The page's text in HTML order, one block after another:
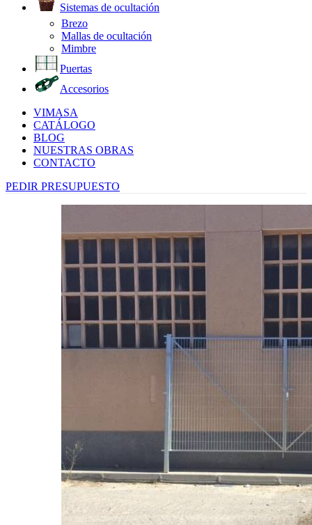
Sistemas de ocultación
Brezo
Mallas de ocultación
Mimbre
Puertas
Accesorios
VIMASA
CATÁLOGO
BLOG
NUESTRAS OBRAS
CONTACTO
PEDIR PRESUPUESTO